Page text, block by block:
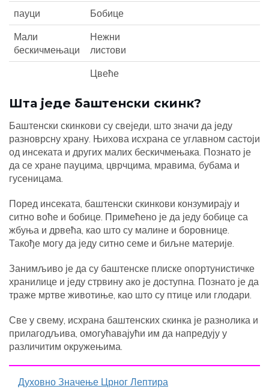
пауци
Бобице
Мали
бескичмењаци
Нежни
листови
Цвеће
Шта једе баштенски скинк?
Баштенски скинкови су свеједи, што значи да једу
разноврсну храну. Њихова исхрана се углавном састоји
од инсеката и других малих бескичмењака. Познато је
да се хране пауцима, цврчцима, мравима, бубама и
гусеницама.
Поред инсеката, баштенски скинкови конзумирају и
ситно воће и бобице. Примећено је да једу бобице са
жбуња и дрвећа, као што су малине и боровнице.
Такође могу да једу ситно семе и биљне материје.
Занимљиво је да су баштенске плиске опортунистичке
хранилице и једу стрвину ако је доступна. Познато је да
траже мртве животиње, као што су птице или глодари.
Све у свему, исхрана баштенских скинка је разнолика и
прилагодљива, омогућавајући им да напредују у
различитим окружењима.
Духовно Значење Црног Лептира